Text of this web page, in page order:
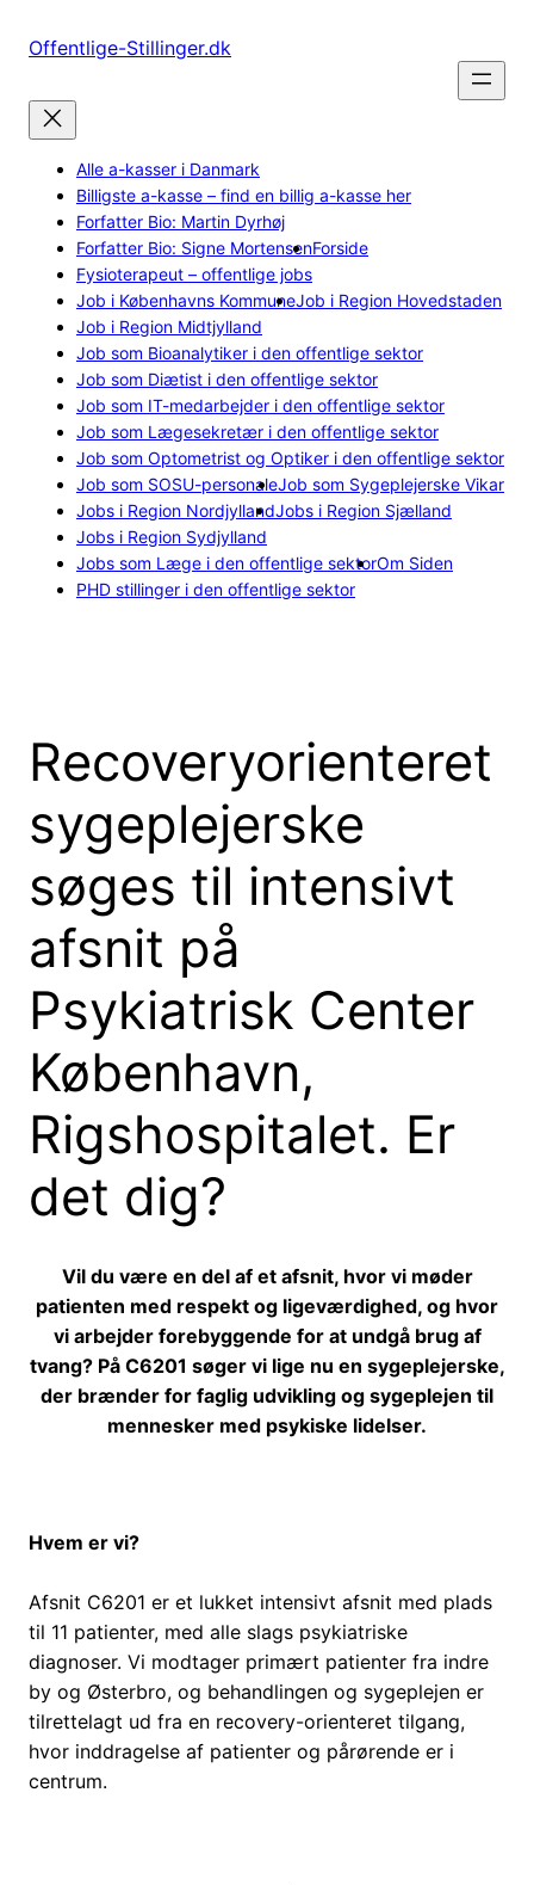
Offentlige-Stillinger.dk
Alle a-kasser i Danmark
Billigste a-kasse – find en billig a-kasse her
Forfatter Bio: Martin Dyrhøj
Forfatter Bio: Signe MortensenForside
Fysioterapeut – offentlige jobs
Job i Københavns KommuneJob i Region Hovedstaden
Job i Region Midtjylland
Job som Bioanalytiker i den offentlige sektor
Job som Diætist i den offentlige sektor
Job som IT-medarbejder i den offentlige sektor
Job som Lægesekretær i den offentlige sektor
Job som Optometrist og Optiker i den offentlige sektor
Job som SOSU-personaleJob som Sygeplejerske Vikar
Jobs i Region NordjyllandJobs i Region Sjælland
Jobs i Region Sydjylland
Jobs som Læge i den offentlige sektorOm Siden
PHD stillinger i den offentlige sektor
Recoveryorienteret
sygeplejerske
søges til intensivt
afsnit på
Psykiatrisk Center
København,
Rigshospitalet. Er
det dig?
Vil du være en del af et afsnit, hvor vi møder
patienten med respekt og ligeværdighed, og hvor
vi arbejder forebyggende for at undgå brug af
tvang? På C6201 søger vi lige nu en sygeplejerske,
der brænder for faglig udvikling og sygeplejen til
mennesker med psykiske lidelser.
Hvem er vi?
Afsnit C6201 er et lukket intensivt afsnit med plads
til 11 patienter, med alle slags psykiatriske
diagnoser. Vi modtager primært patienter fra indre
by og Østerbro, og behandlingen og sygeplejen er
tilrettelagt ud fra en recovery-orienteret tilgang,
hvor inddragelse af patienter og pårørende er i
centrum.